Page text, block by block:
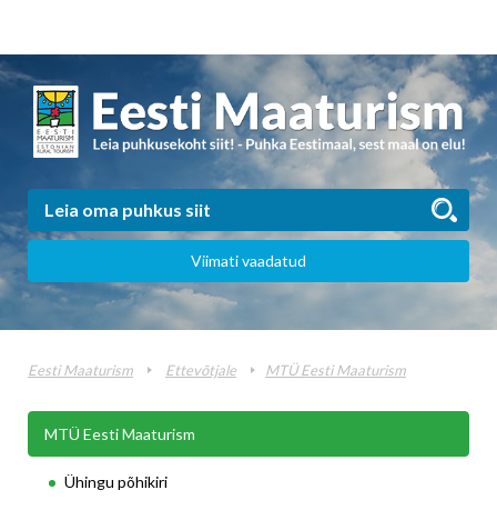
Viimati vaadatud
Eesti Maaturism Ettevõtjale MTÜ Eesti Maaturism
MTÜ Eesti Maaturism
Ühingu põhikiri